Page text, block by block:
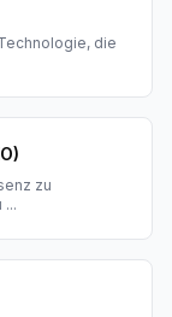
die
zu
...